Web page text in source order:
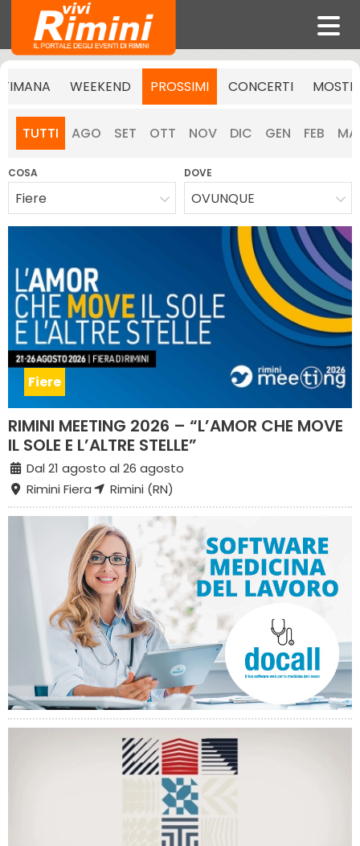
WEEKEND PROSSIMI CONCERTI
TUTTI AGO SET OTT NOV DIC GEN FEB
COSA
Fiere
DOVE
OVUNQUE
Fiere
RIMINI MEETING 2026 – “L’AMOR CHE MOVE
IL SOLE E L’ALTRE STELLE”
Dal 21 agosto al 26 agosto
Rimini Fiera
Rimini (RN)